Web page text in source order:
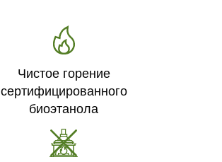
Чистое горение
сертифицированного
биоэтанола